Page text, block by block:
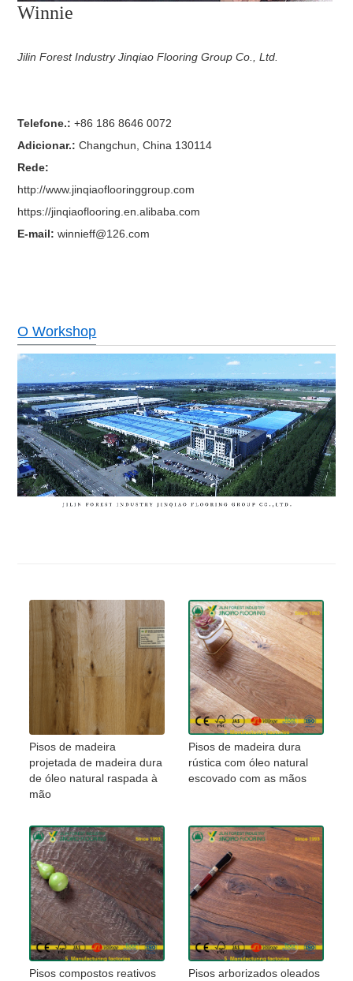
Winnie
Jilin Forest Industry Jinqiao Flooring Group Co., Ltd.
Telefone.:+86 186 8646 0072
Adicionar.: Changchun, China 130114
Rede:
http://www.jinqiaoflooringgroup.com
https://jinqiaoflooring.en.alibaba.com
E-mail:winnieff@126.com
O Workshop
Pisos de madeira
projetada de madeira dura
de óleo natural raspada à
mão
Pisos de madeira dura
rústica com óleo natural
escovado com as mãos
Pisos compostos reativos
Pisos arborizados oleados